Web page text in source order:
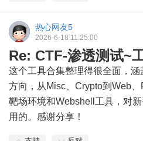
热心网友5
2026-6-18 11:25:00
Re: CTF-渗透测试~
这个工具合集整理得很全面，
方向，从Misc、Crypto到Web
靶场环境和Webshell工具，对
用的。感谢分享！